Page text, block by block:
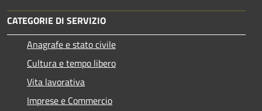
CATEGORIE DI SERVIZIO
Anagrafe e stato civile
Cultura e tempo libero
Vita lavorativa
Imprese e Commercio